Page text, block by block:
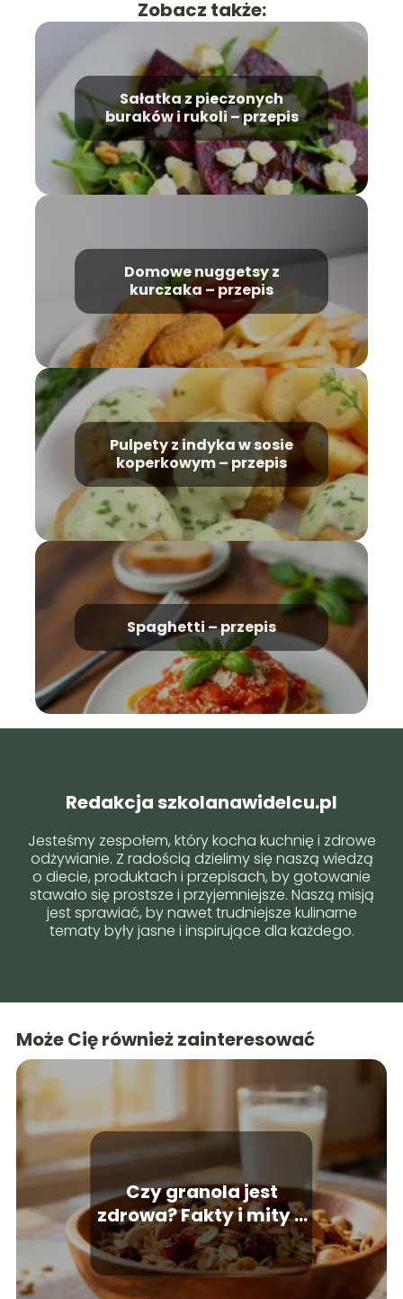
Zobacz także:
Sałatka z pieczonych
buraków i rukoli – przepis
Domowe nuggetsy z
kurczaka – przepis
Pulpety z indyka w sosie
koperkowym – przepis
Spaghetti – przepis
Redakcja szkolanawidelcu.pl
Jesteśmy zespołem, który kocha kuchnię i zdrowe
odżywianie. Z radością dzielimy się naszą wiedzą
o diecie, produktach i przepisach, by gotowanie
stawało się prostsze i przyjemniejsze. Naszą misją
jest sprawiać, by nawet trudniejsze kulinarne
tematy były jasne i inspirujące dla każdego.
Może Cię również zainteresować
Czy granola jest
zdrowa? Fakty i mity o
popularnym śniadaniu